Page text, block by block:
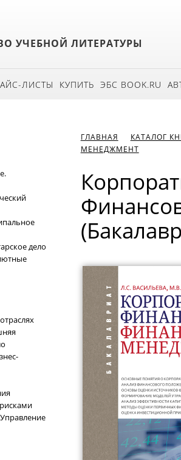
УЧЕБНОЙ ЛИТЕРАТУРЫ
ЛИСТЫ КУПИТЬ ЭБС BOOK.RU
дело
ГЛАВНАЯ КАТАЛОГ
МЕНЕДЖМЕНТ